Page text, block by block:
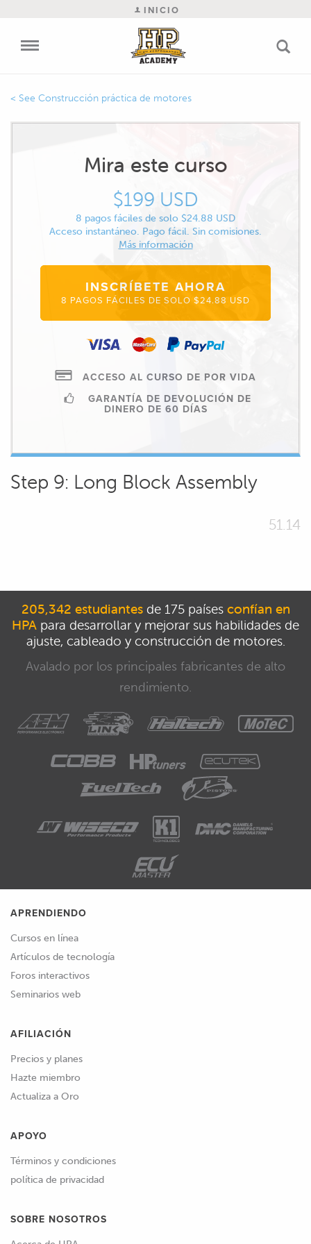
INICIO
Construcción práctica de motores
Mira este curso
$199 USD
8 pagos fáciles de solo $24.88 USD
Acceso instantáneo. Pago fácil. Sin comisiones.
Más información
INSCRÍBETE AHORA
8 PAGOS FÁCILES DE SOLO $24.88 USD
ACCESO AL CURSO DE POR VIDA
GARANTÍA DE DEVOLUCIÓN DE
DINERO DE 60 DÍAS
Step 9: Long Block Assembly
51.14
205,342 estudiantesde 175 países confían en
HPA para desarrollar y mejorar sus habilidades de
ajuste, cableado y construcción de motores.
Avalado por los principales fabricantes de alto
rendimiento.
APRENDIENDO
Cursos en línea
Artículos de tecnología
Foros interactivos
Seminarios web
AFILIACIÓN
Precios y planes
Hazte miembro
Actualiza a Oro
APOYO
Términos y condiciones
política de privacidad
SOBRE NOSOTROS